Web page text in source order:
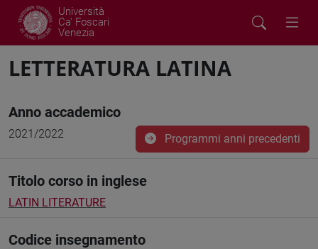
Università
Ca' Foscari
Venezia
LETTERATURA LATINA
Anno accademico
2021/2022 Programmi anni precedenti
Titolo corso in inglese
LATIN LITERATURE
Codice insegnamento